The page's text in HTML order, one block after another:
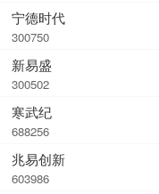
宁德时代
300750
新易盛
300502
寒武纪
688256
兆易创新
603986